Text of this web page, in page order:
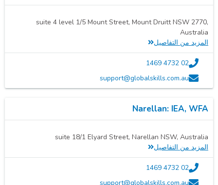
suite 4 level 1/5 Mount Street, Mount Druitt NSW 2770,
Australia
المزيد من التفاصيل
02 4732 1469
support@globalskills.com.au
Narellan: IEA, WFA
suite 18/1 Elyard Street, Narellan NSW, Australia
المزيد من التفاصيل
02 4732 1469
support@globalskills.com.au